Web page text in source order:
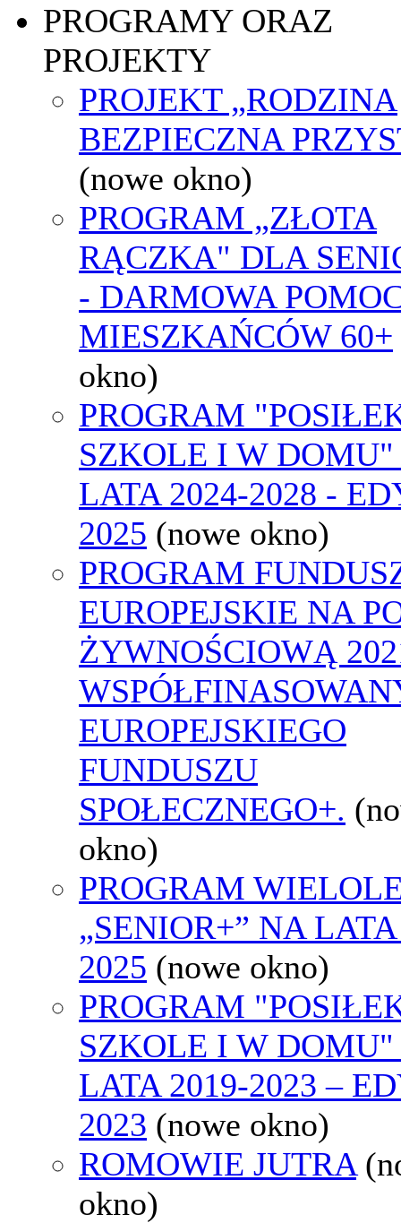
PROGRAMY ORAZ
PROJEKTY
PROJEKT „RODZINA
BEZPIECZNA
(nowe okno)
PROGRAM „ZŁOTA
RĄCZKA" DLA
- DARMOWA
MIESZKAŃCÓW 60+
okno)
PROGRAM
SZKOLE I W
LATA 2024-2028 -
2025 (nowe okno)
PROGRAM
EUROPEJSKIE NA
ŻYWNOŚCIOWĄ
EUROPEJSKIEGO
FUNDUSZU
SPOŁECZNEGO+.
okno)
PROGRAM
„SENIOR+” NA
2025 (nowe okno)
PROGRAM
SZKOLE I W
LATA 2019-2023 –
2023 (nowe okno)
ROMOWIE JUTRA
okno)